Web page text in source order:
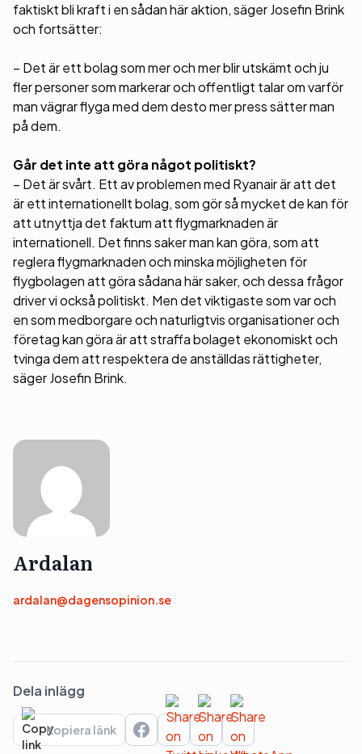
faktiskt bli kraft i en sådan här aktion, säger Josefin Brink
och fortsätter:
– Det är ett bolag som mer och mer blir utskämt och ju
fler personer som markerar och offentligt talar om varför
man vägrar flyga med dem desto mer press sätter man
på dem.
Går det inte att göra något politiskt?
– Det är svårt. Ett av problemen med Ryanair är att det
är ett internationellt bolag, som gör så mycket de kan för
att utnyttja det faktum att flygmarknaden är
internationell. Det finns saker man kan göra, som att
reglera flygmarknaden och minska möjligheten för
flygbolagen att göra sådana här saker, och dessa frågor
driver vi också politiskt. Men det viktigaste som var och
en som medborgare och naturligtvis organisationer och
företag kan göra är att straffa bolaget ekonomiskt och
tvinga dem att respektera de anställdas rättigheter,
säger Josefin Brink.
Ardalan
ardalan@dagensopinion.se
Dela inlägg
Kopiera länk